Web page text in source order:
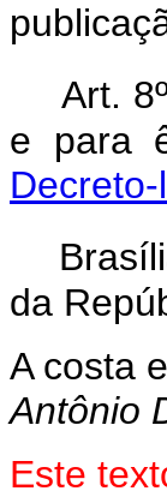
Art.
e para
da
A costa
Antônio
Este